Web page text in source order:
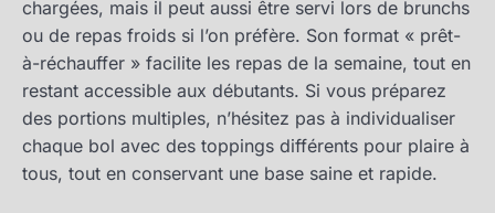
chargées, mais il peut aussi être servi lors de brunchs
ou de repas froids si l’on préfère. Son format « prêt-
à-réchauffer » facilite les repas de la semaine, tout en
restant accessible aux débutants. Si vous préparez
des portions multiples, n’hésitez pas à individualiser
chaque bol avec des toppings différents pour plaire à
tous, tout en conservant une base saine et rapide.